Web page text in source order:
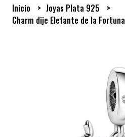
Inicio
Joyas Plata 925
Charm dije Elefante de la Fortuna